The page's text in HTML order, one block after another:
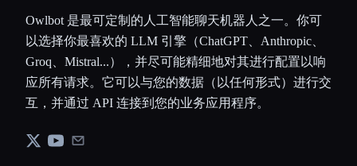
Owlbot 是最可定制的人工智能聊天机器人之一。你可
以选择你最喜欢的 LLM 引擎（ChatGPT、Anthropic、
Groq、Mistral...），并尽可能精细地对其进行配置以响
应所有请求。它可以与您的数据（以任何形式）进行交
互，并通过 API 连接到您的业务应用程序。